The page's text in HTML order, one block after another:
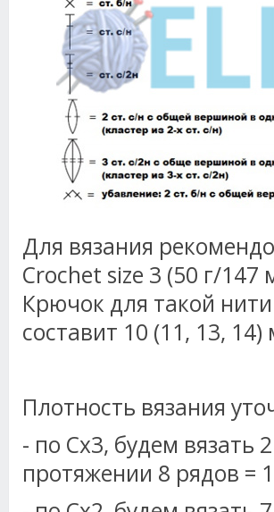
Для вязания
Crochet size 3 (50 г/147
Крючок для такой
составит 10 (11, 13, 14)
Плотность вязания
- по Сх3, будем вязать
протяжении 8 рядов =